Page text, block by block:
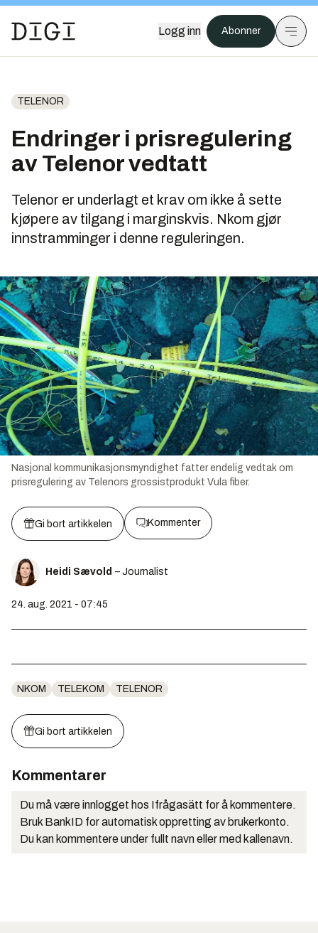
Logg inn Abonner
TELENOR
Endringer i prisregulering
av Telenor vedtatt
Telenor er underlagt et krav om ikke å sette
kjøpere av tilgang i marginskvis. Nkom gjør
innstramminger i denne reguleringen.
Nasjonal kommunikasjonsmyndighet fatter endelig vedtak om
prisregulering av Telenors grossistprodukt Vula fiber.
Gi bort artikkelen Kommenter
Heidi Sævold – Journalist
24. aug. 2021 - 07:45
NKOM TELEKOM TELENOR
Gi bort artikkelen
Kommentarer
Du må være innlogget hos Ifrågasätt for å kommentere.
Bruk BankID for automatisk oppretting av brukerkonto.
Du kan kommentere under fullt navn eller med kallenavn.